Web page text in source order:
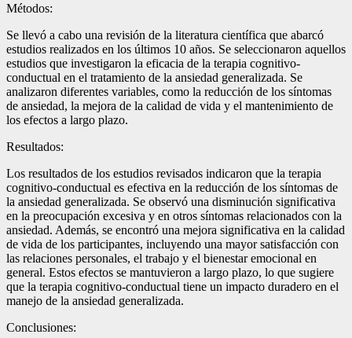
Métodos:
Se llevó a cabo una revisión de la literatura científica que abarcó
estudios realizados en los últimos 10 años. Se seleccionaron aquellos
estudios que investigaron la eficacia de la terapia cognitivo-
conductual en el tratamiento de la ansiedad generalizada. Se
analizaron diferentes variables, como la reducción de los síntomas
de ansiedad, la mejora de la calidad de vida y el mantenimiento de
los efectos a largo plazo.
Resultados:
Los resultados de los estudios revisados indicaron que la terapia
cognitivo-conductual es efectiva en la reducción de los síntomas de
la ansiedad generalizada. Se observó una disminución significativa
en la preocupación excesiva y en otros síntomas relacionados con la
ansiedad. Además, se encontró una mejora significativa en la calidad
de vida de los participantes, incluyendo una mayor satisfacción con
las relaciones personales, el trabajo y el bienestar emocional en
general. Estos efectos se mantuvieron a largo plazo, lo que sugiere
que la terapia cognitivo-conductual tiene un impacto duradero en el
manejo de la ansiedad generalizada.
Conclusiones: